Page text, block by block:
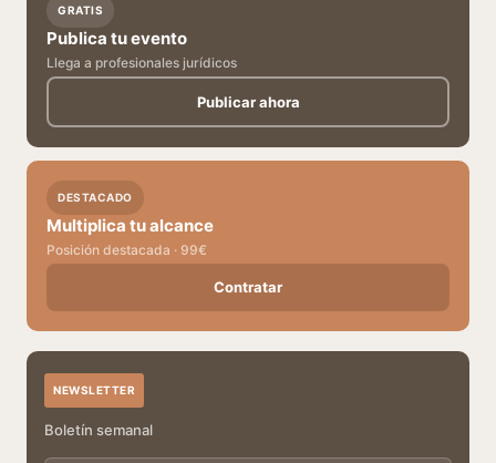
GRATIS
Publica tu evento
Llega a profesionales jurídicos
Publicar ahora
DESTACADO
Multiplica tu alcance
Posición destacada · 99€
Contratar
NEWSLETTER
Boletín semanal